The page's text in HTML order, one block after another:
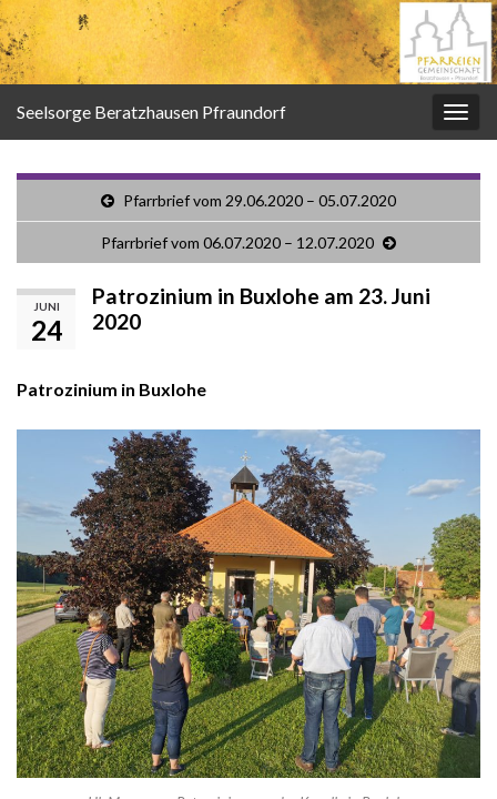
Seelsorge Beratzhausen Pfraundorf
Pfarrbrief vom 29.06.2020 – 05.07.2020
Pfarrbrief vom 06.07.2020 – 12.07.2020
JUNI
24
Patrozinium in Buxlohe am 23. Juni
2020
Patrozinium in Buxlohe